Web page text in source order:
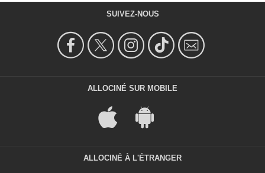
SUIVEZ-NOUS
ALLOCINÉ SUR MOBILE
ALLOCINÉ À L'ÉTRANGER